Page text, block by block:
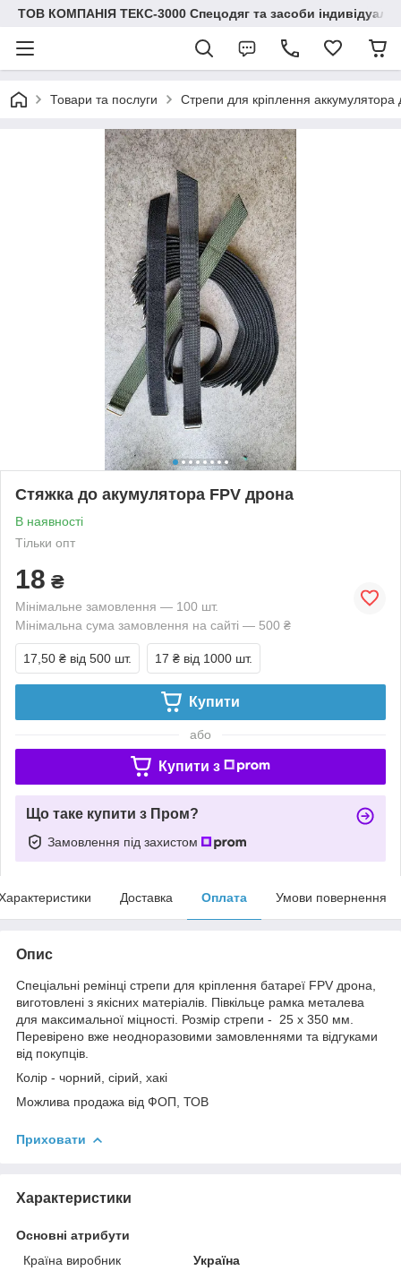
ТОВ КОМПАНІЯ ТЕКС-3000 Спецодяг та засоби
Товари та послуги Стрепи для кріплення
Стяжка до акумулятора FPV дрона
В наявності
Тільки опт
18 ₴
Мінімальне замовлення — 100 шт.
Мінімальна сума замовлення на сайті — 500 ₴
17,50 ₴ від 500 шт. 17 ₴ від 1000 шт.
Купити
або
Купити з
Що таке купити з Пром?
Замовлення під захистом
Доставка Оплата Умови повернення
Опис
Спеціальні ремінці стрепи для кріплення батареї FPV дрона,
виготовлені з якісних матеріалів. Півкільце рамка металева
для максимальної міцності. Розмір стрепи - 25 х 350 мм.
Перевірено вже неодноразовими замовленнями та відгуками
від покупців.
Колір - чорний, сірий, хакі
Можлива продажа від ФОП, ТОВ
Приховати
Характеристики
Основні атрибути
Країна виробник
Україна